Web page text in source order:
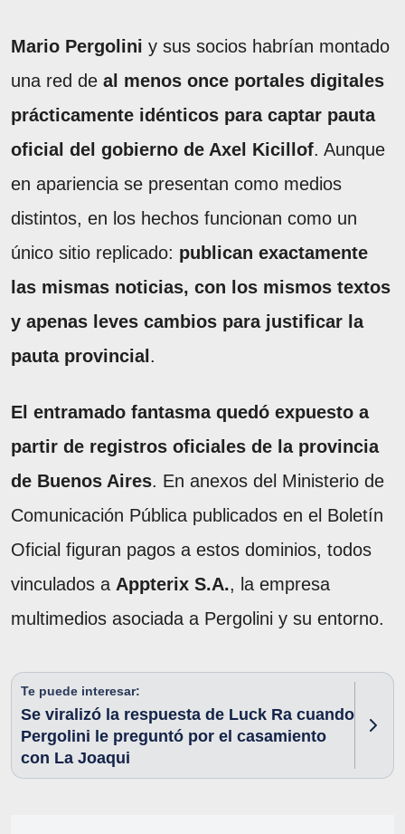
Mario Pergolini y sus socios habrían montado
una red de al menos once portales digitales
prácticamente idénticos para captar pauta
oficial del gobierno de Axel Kicillof. Aunque
en apariencia se presentan como medios
distintos, en los hechos funcionan como un
único sitio replicado: publican exactamente
las mismas noticias, con los mismos textos
y apenas leves cambios para justificar la
pauta provincial .
El entramado fantasma quedó expuesto a
partir de registros oficiales de la provincia
de Buenos Aires. En anexos del Ministerio de
Comunicación Pública publicados en el Boletín
Oficial figuran pagos a estos dominios, todos
vinculados a Appterix S.A., la empresa
multimedios asociada a Pergolini y su entorno.
Te puede interesar:
Se viralizó la respuesta de Luck Ra cuando
Pergolini le preguntó por el casamiento
con La Joaqui